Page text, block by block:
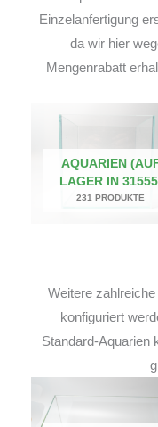
Einzelanfertigung
da wir hier
Mengenrabatt
AQUARIEN
LAGER IN
231 PRODUKTE
Weitere
konfiguriert
Standard-Aquarien